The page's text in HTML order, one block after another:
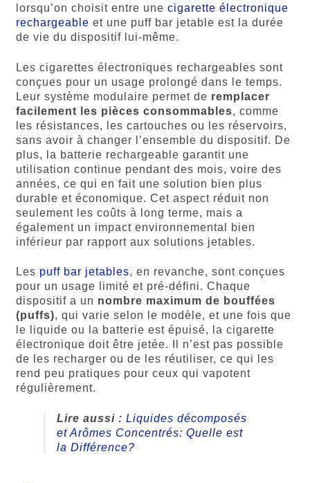
lorsqu’on choisit entre une cigarette électronique
rechargeable et une puff bar jetable est la durée
de vie du dispositif lui-même.
Les cigarettes électroniques rechargeables sont
conçues pour un usage prolongé dans le temps.
Leur système modulaire permet de remplacer
facilement les pièces consommables, comme
les résistances, les cartouches ou les réservoirs,
sans avoir à changer l’ensemble du dispositif. De
plus, la batterie rechargeable garantit une
utilisation continue pendant des mois, voire des
années, ce qui en fait une solution bien plus
durable et économique. Cet aspect réduit non
seulement les coûts à long terme, mais a
également un impact environnemental bien
inférieur par rapport aux solutions jetables.
Les puff bar jetables, en revanche, sont conçues
pour un usage limité et pré-défini. Chaque
dispositif a un nombre maximum de bouffées
(puffs), qui varie selon le modèle, et une fois que
le liquide ou la batterie est épuisé, la cigarette
électronique doit être jetée. Il n’est pas possible
de les recharger ou de les réutiliser, ce qui les
rend peu pratiques pour ceux qui vapotent
régulièrement.
Lire aussi : Liquides décomposés
et Arômes Concentrés: Quelle est
la Différence?